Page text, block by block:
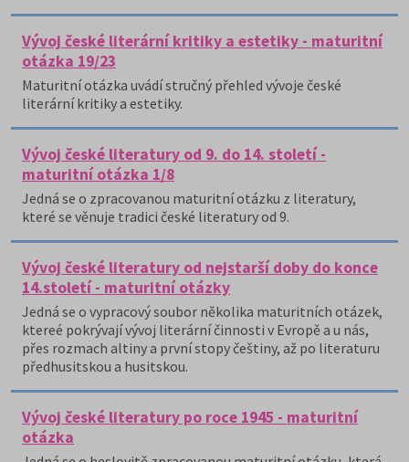
Vývoj české literární kritiky a estetiky - maturitní
otázka 19/23
Maturitní otázka uvádí stručný přehled vývoje české
literární kritiky a estetiky.
Vývoj české literatury od 9. do 14. století -
maturitní otázka 1/8
Jedná se o zpracovanou maturitní otázku z literatury,
které se věnuje tradici české literatury od 9.
Vývoj české literatury od nejstarší doby do konce
14.století - maturitní otázky
Jedná se o vypracový soubor několika maturitních otázek,
ktereé pokrývají vývoj literární činnosti v Evropě a u nás,
přes rozmach altiny a první stopy češtiny, až po literaturu
předhusitskou a husitskou.
Vývoj české literatury po roce 1945 - maturitní
otázka